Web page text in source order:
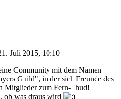
Juli 2015, 10:10
Community mit dem Namen
Guild", in der sich Freunde des
Mitglieder zum Fern-Thud!
ob was draus wird